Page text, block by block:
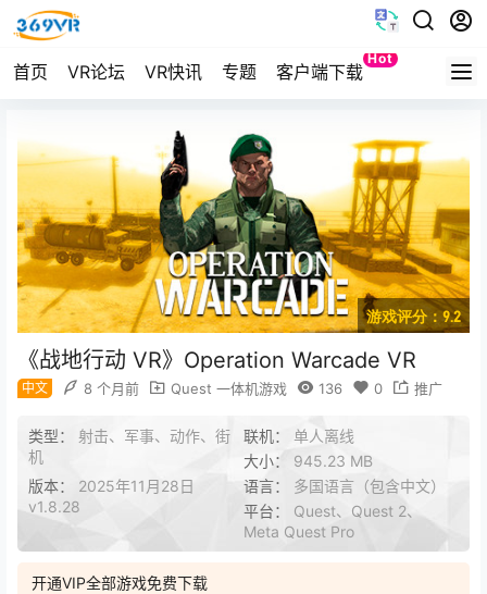
首页 VR论坛 VR快讯 专题 客户端下载
Hot
Quest
游戏评分：9.2
《战地行动 VR》Operation Warcade VR
中文 8 个月前 Quest 一体机游戏 136 0 推广
类型： 射击、军事、动作、街
机
联机： 单人离线
大小： 945.23 MB
版本： 2025年11月28日
v1.8.28
语言： 多国语言（包含中文）
平台： Quest、Quest 2、
Meta Quest Pro
开通VIP全部游戏免费下载